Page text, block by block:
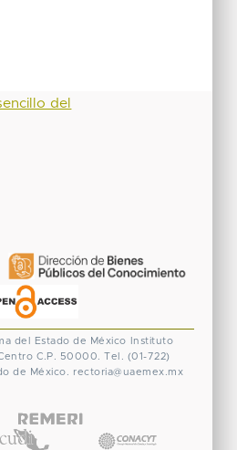
del
del Estado de México
Instituto
C.P. 50000. Tel. (01-722)
de México. rectoria@uaemex.mx